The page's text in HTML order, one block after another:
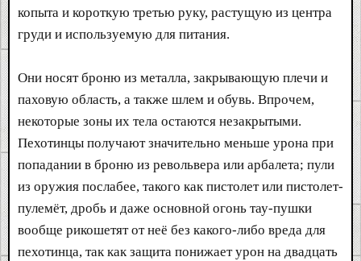
копыта и короткую третью руку, растущую из центра
груди и используемую для питания.
Они носят броню из металла, закрывающую плечи и
паховую область, а также шлем и обувь. Впрочем,
некоторые зоны их тела остаются незакрытыми.
Пехотинцы получают значительно меньше урона при
попадании в броню из револьвера или арбалета; пули
из оружия послабее, такого как пистолет или пистолет-
пулемёт, дробь и даже основной огонь тау-пушки
вообще рикошетят от неё без какого-либо вреда для
пехотинца, так как защита понижает урон на двадцать